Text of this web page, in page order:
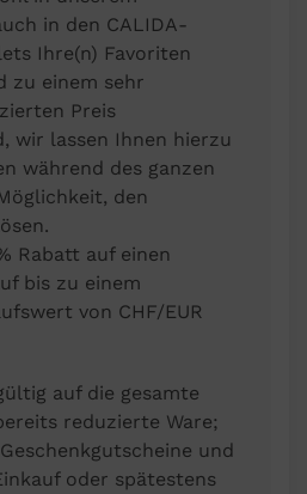
in den CALIDA-
Ihre(n) Favoriten
zu einem sehr
Preis
wir lassen Ihnen hierzu
während des ganzen
den
Rabatt auf einen
bis zu einem
von CHF/EUR
auf die gesamte
reduzierte Ware;
und
oder spätestens